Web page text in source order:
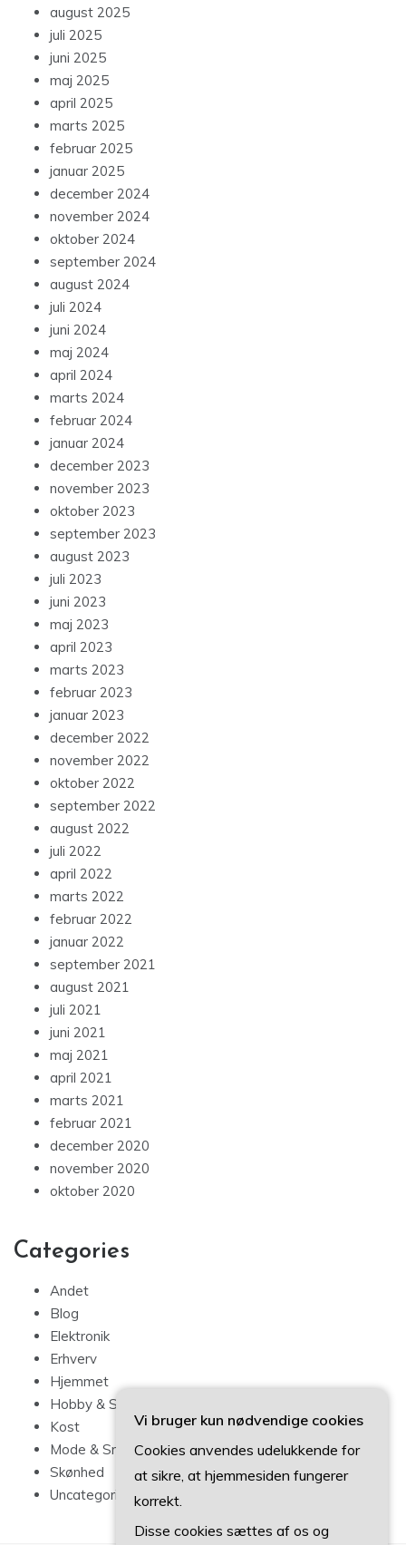
august 2025
juli 2025
juni 2025
maj 2025
april 2025
marts 2025
februar 2025
januar 2025
december 2024
november 2024
oktober 2024
september 2024
august 2024
juli 2024
juni 2024
maj 2024
april 2024
marts 2024
februar 2024
januar 2024
december 2023
november 2023
oktober 2023
september 2023
august 2023
juli 2023
juni 2023
maj 2023
april 2023
marts 2023
februar 2023
januar 2023
december 2022
november 2022
oktober 2022
september 2022
august 2022
juli 2022
april 2022
marts 2022
februar 2022
januar 2022
september 2021
august 2021
juli 2021
juni 2021
maj 2021
april 2021
marts 2021
februar 2021
december 2020
november 2020
oktober 2020
Categories
Andet
Blog
Elektronik
Erhverv
Hjemmet
Hobby & Sport
Kost
Mode & Smykker
Skønhed
Uncategorized
Vi bruger kun nødvendige cookies
Cookies anvendes udelukkende for
at sikre, at hjemmesiden fungerer
korrekt.
Disse cookies sættes af os og